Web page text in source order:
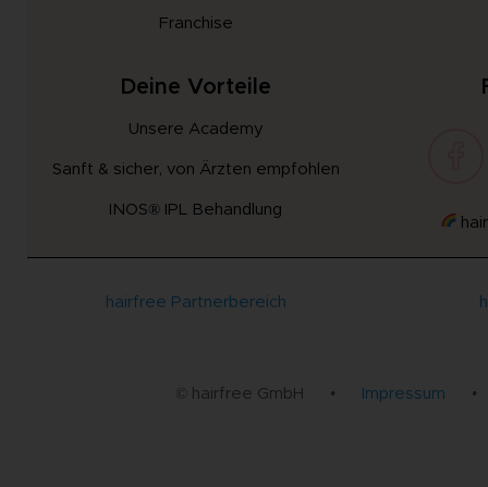
Franchise
Deine Vorteile
Unsere Academy
Sanft & sicher, von Ärzten empfohlen
INOS® IPL Behandlung
hairfree Partnerbereich
© hairfree GmbH • Impressum •